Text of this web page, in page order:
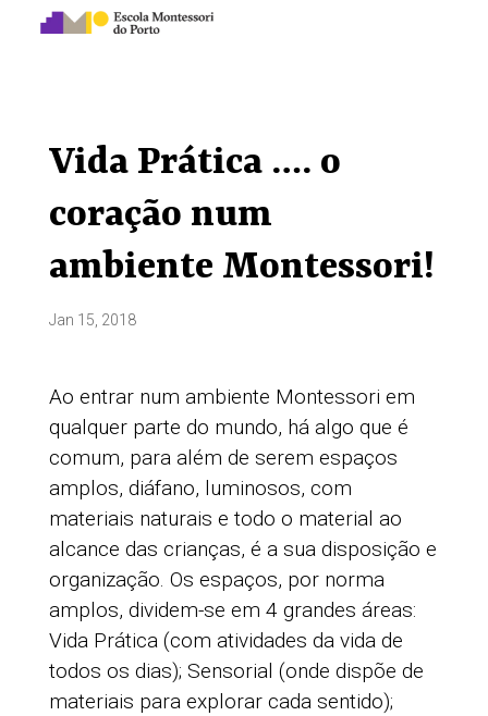
Vida Prática …. o
coração num
ambiente Montessori!
Jan 15, 2018
Ao entrar num ambiente Montessori em
qualquer parte do mundo, há algo que é
comum, para além de serem espaços
amplos, diáfano, luminosos, com
materiais naturais e todo o material ao
alcance das crianças, é a sua disposição e
organização. Os espaços, por norma
amplos, dividem-se em 4 grandes áreas:
Vida Prática (com atividades da vida de
todos os dias); Sensorial (onde dispõe de
materiais para explorar cada sentido);